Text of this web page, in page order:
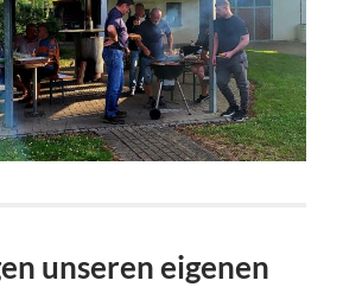
unseren eigenen